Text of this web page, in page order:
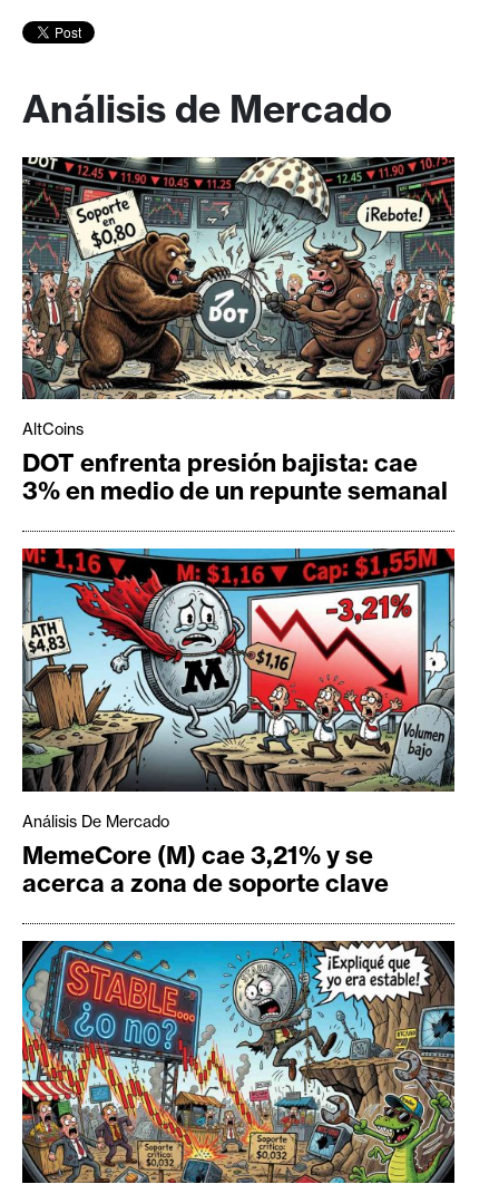
Análisis de Mercado
AltCoins
DOT enfrenta presión bajista: cae
3% en medio de un repunte semanal
Análisis De Mercado
MemeCore (M) cae 3,21% y se
acerca a zona de soporte clave